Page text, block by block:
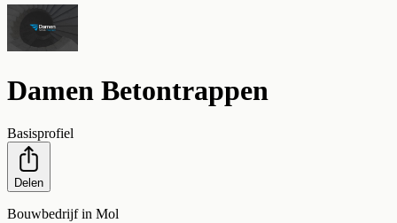
Damen Betontrappen
Basisprofiel
Delen
Bouwbedrijf in Mol